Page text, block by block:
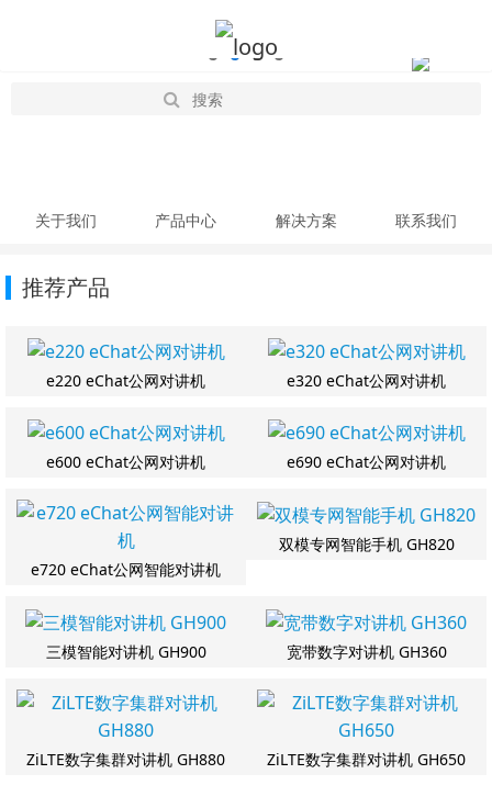
关于我们 产品中心 解决方案 联系我们
推荐产品
e220 eChat公网对讲机 e320 eChat公网对讲机
e600 eChat公网对讲机 e690 eChat公网对讲机
e720 eChat公网智能对讲机
双模专网智能手机 GH820
三模智能对讲机 GH900 宽带数字对讲机 GH360
ZiLTE数字集群对讲机 GH880 ZiLTE数字集群对讲机 GH650